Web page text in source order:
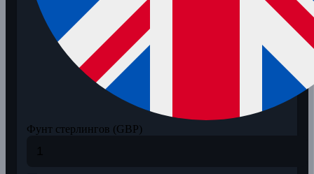
Фунт стерлингов (GBP)